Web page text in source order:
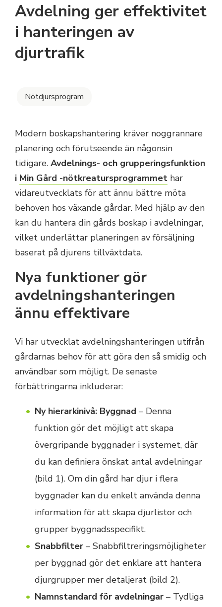
Avdelning ger effektivitet
i hanteringen av
djurtrafik
Nötdjursprogram
Modern boskapshantering kräver noggrannare
planering och förutseende än någonsin
tidigare. Avdelnings- och grupperingsfunktion
i Min Gård -nötkreatursprogrammet har
vidareutvecklats för att ännu bättre möta
behoven hos växande gårdar. Med hjälp av den
kan du hantera din gårds boskap i avdelningar,
vilket underlättar planeringen av försäljning
baserat på djurens tillväxtdata.
Nya funktioner gör
avdelningshanteringen
ännu effektivare
Vi har utvecklat avdelningshanteringen utifrån
gårdarnas behov för att göra den så smidig och
användbar som möjligt. De senaste
förbättringarna inkluderar:
Ny hierarkinivå: Byggnad – Denna
funktion gör det möjligt att skapa
övergripande byggnader i systemet, där
du kan definiera önskat antal avdelningar
(bild 1). Om din gård har djur i flera
byggnader kan du enkelt använda denna
information för att skapa djurlistor och
grupper byggnadsspecifikt.
Snabbfilter – Snabbfiltreringsmöjligheter
per byggnad gör det enklare att hantera
djurgrupper mer detaljerat (bild 2).
Namnstandard för avdelningar – Tydliga